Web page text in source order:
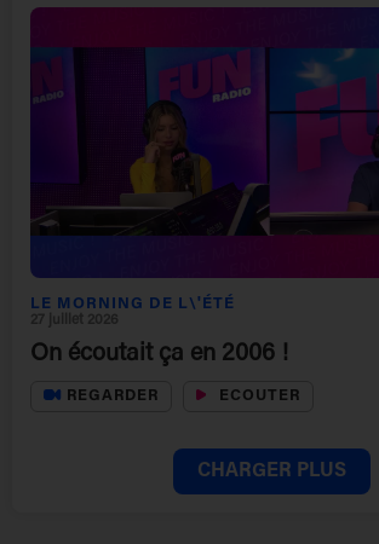
LE MORNING DE L\'ÉTÉ
27 juillet 2026
On écoutait ça en 2006 !
REGARDER ECOUTER
CHARGER PLUS